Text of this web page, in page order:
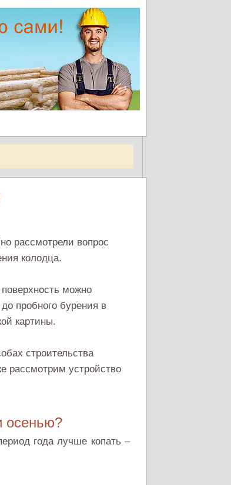
рассмотрели вопрос
колодца.
можно
пробного бурения в
картины.
строительства
рассмотрим устройство
осенью?
года лучше копать –